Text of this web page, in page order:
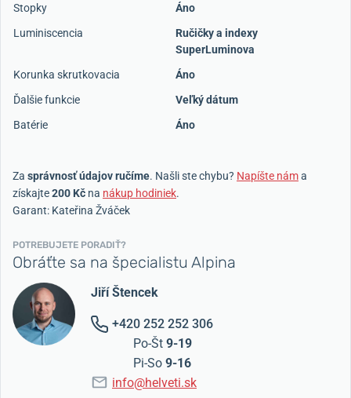
Stopky
Áno
Luminiscencia
Ručičky a indexy
SuperLuminova
Korunka skrutkovacia
Áno
Ďalšie funkcie
Veľký dátum
Batérie
Áno
Za správnosť údajov ručíme. Našli ste chybu? Napíšte náma
získajte200 Kč na nákup hodiniek.
Garant: Kateřina Žváček
POTREBUJETE PORADIŤ?
Obráťte sa na špecialistu Alpina
Jiří Štencek
+420 252 252 306
Po-Št 9-19
Pi-So 9-16
info@helveti.sk